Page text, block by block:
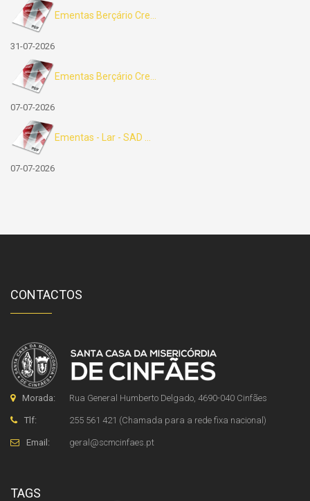
Ementas Berçário Cre...
31-07-2026
Ementas Berçário Cre...
07-07-2026
Ementas - Lar - SAD ...
07-07-2026
CONTACTOS
Morada: Rua General Humberto Delgado, 4690-040 Cinfães
Tlf: 255 561 421 (Chamada para a rede fixa nacional)
Email: geral @scmcinfaes.pt
TAGS